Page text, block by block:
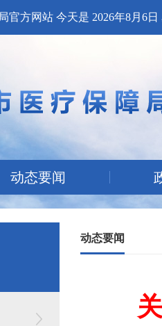
官方网站 今天是 2026年8月6
动态要闻
动态要闻